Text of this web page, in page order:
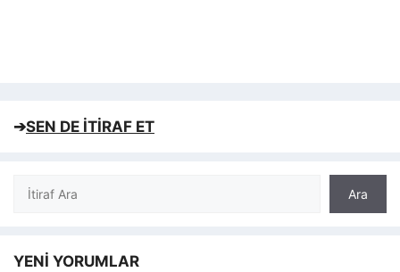
➔SEN DE İTİRAF ET
Ara
Ara
YENİ YORUMLAR